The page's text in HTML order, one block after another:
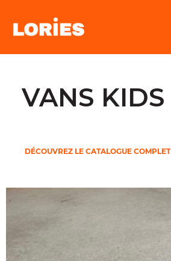
VANS KIDS
DÉCOUVREZ LE CATALOGUE COMPLET